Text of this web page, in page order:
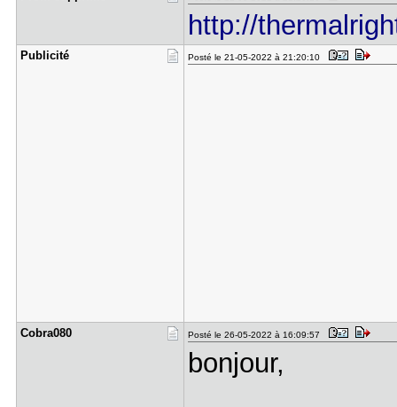
http://
Publicité Posté le 21-05-2022 à 21:20:10
Cobra080 Posté le 26-05-2022 à 16:09:57
bonjour,